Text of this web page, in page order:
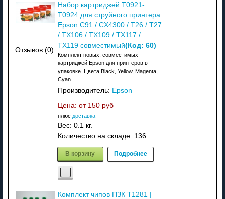
Отзывов (0)
Набор картриджей T0921-
T0924 для струйного принтера
Epson C91 / CX4300 / T26 / T27
/ TX106 / TX109 / TX117 /
TX119 совместимый(Код: 60)
Комплект новых, совместимых
картриджей Epson для принтеров в
упаковке. Цвета Black, Yellow, Magenta,
Cyan.
Производитель: Epson
Цена: от 150 руб
плюс доставка
Вес: 0.1 кг.
Количество на складе: 136
В корзину Подробнее
Комплект чипов ПЗК T1281 |